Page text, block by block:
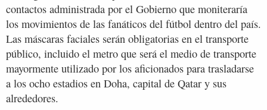
contactos administrada por el Gobierno que moniteraría
los movimientos de las fanáticos del fútbol dentro del país.
Las máscaras faciales serán obligatorias en el transporte
público, incluido el metro que será el medio de transporte
mayormente utilizado por los aficionados para trasladarse
a los ocho estadios en Doha, capital de Qatar y sus
alrededores.